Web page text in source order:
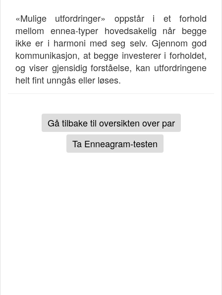
«Mulige utfordringer» oppstår i et forhold
mellom ennea-typer hovedsakelig når begge
ikke er i harmoni med seg selv. Gjennom god
kommunikasjon, at begge investerer i forholdet,
og viser gjensidig forståelse, kan utfordringene
helt fint unngås eller løses.
Gå tilbake til oversikten over par
Ta Enneagram-testen